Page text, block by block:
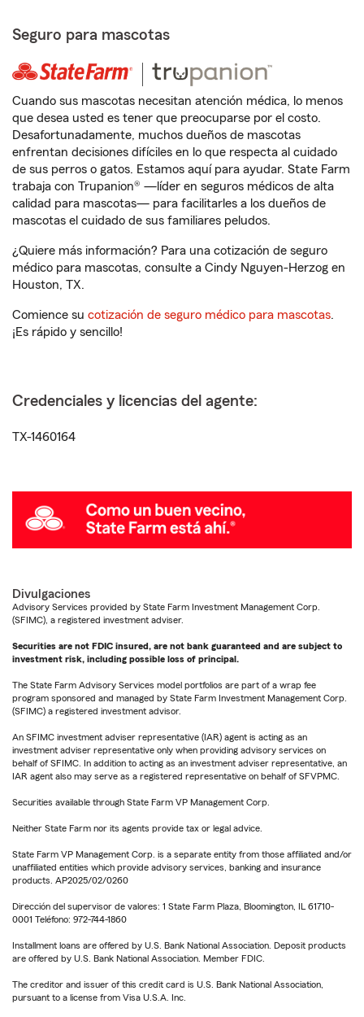
Seguro para mascotas
Cuando sus mascotas necesitan atención médica, lo menos
que desea usted es tener que preocuparse por el costo.
Desafortunadamente, muchos dueños de mascotas
enfrentan decisiones difíciles en lo que respecta al cuidado
de sus perros o gatos. Estamos aquí para ayudar. State Farm
trabaja con Trupanion® —líder en seguros médicos de alta
calidad para mascotas— para facilitarles a los dueños de
mascotas el cuidado de sus familiares peludos.
¿Quiere más información? Para una cotización de seguro
médico para mascotas, consulte a Cindy Nguyen-Herzog en
Houston, TX.
Comience su cotización de seguro médico para mascotas.
¡Es rápido y sencillo!
Credenciales y licencias del agente:
TX-1460164
Divulgaciones
Advisory Services provided by State Farm Investment Management Corp.
(SFIMC), a registered investment adviser.
Securities are not FDIC insured, are not bank guaranteed and are subject to
investment risk, including possible loss of principal.
The State Farm Advisory Services model portfolios are part of a wrap fee
program sponsored and managed by State Farm Investment Management Corp.
(SFIMC) a registered investment advisor.
An SFIMC investment adviser representative (IAR) agent is acting as an
investment adviser representative only when providing advisory services on
behalf of SFIMC. In addition to acting as an investment adviser representative, an
IAR agent also may serve as a registered representative on behalf of SFVPMC.
Securities available through State Farm VP Management Corp.
Neither State Farm nor its agents provide tax or legal advice.
State Farm VP Management Corp. is a separate entity from those affiliated and/or
unaffiliated entities which provide advisory services, banking and insurance
products. AP2025/02/0260
Dirección del supervisor de valores: 1 State Farm Plaza, Bloomington, IL 61710-
0001 Teléfono: 972-744-1860
Installment loans are offered by U.S. Bank National Association. Deposit products
are offered by U.S. Bank National Association. Member FDIC.
The creditor and issuer of this credit card is U.S. Bank National Association,
pursuant to a license from Visa U.S.A. Inc.